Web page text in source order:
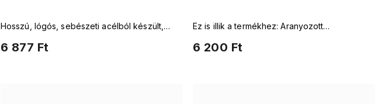
6 877 Ft
Hosszú, lógós, sebészeti acélból készült,
6 200 Ft
Ez is illik a termékhez: Aranyozott
karkötők Aranyozott karkötők